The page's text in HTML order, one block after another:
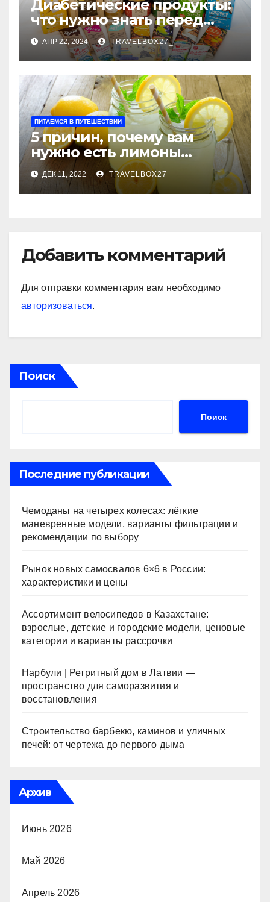
Диабетические продукты:
что нужно знать перед
покупкой
АПР 22, 2024 TRAVELBOX27_
ПИТАЕМСЯ В ПУТЕШЕСТВИИ
5 причин, почему вам
нужно есть лимоны
каждый день
ДЕК 11, 2022 TRAVELBOX27_
Добавить комментарий
Для отправки комментария вам необходимо
авторизоваться.
Поиск
Поиск
Последние публикации
Чемоданы на четырех колесах: лёгкие
маневренные модели, варианты фильтрации и
рекомендации по выбору
Рынок новых самосвалов 6×6 в России:
характеристики и цены
Ассортимент велосипедов в Казахстане:
взрослые, детские и городские модели, ценовые
категории и варианты рассрочки
Нарбули | Ретритный дом в Латвии —
пространство для саморазвития и
восстановления
Строительство барбекю, каминов и уличных
печей: от чертежа до первого дыма
Архив
Июнь 2026
Май 2026
Апрель 2026